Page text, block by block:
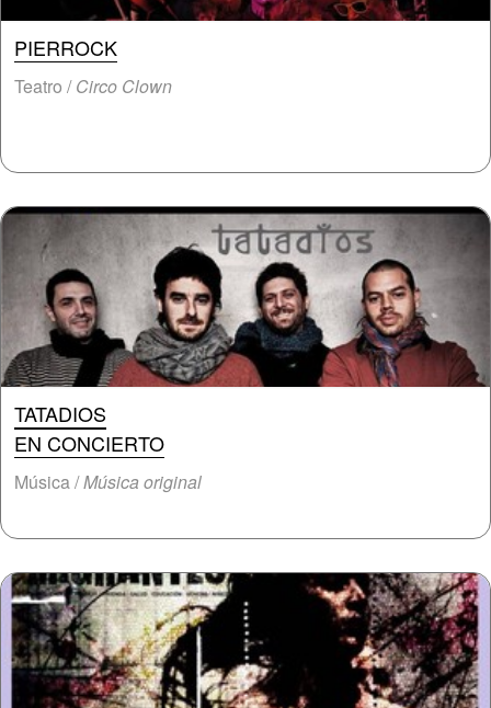
PIERROCK
Teatro /Circo Clown
TATADIOS
EN CONCIERTO
Música /Música original